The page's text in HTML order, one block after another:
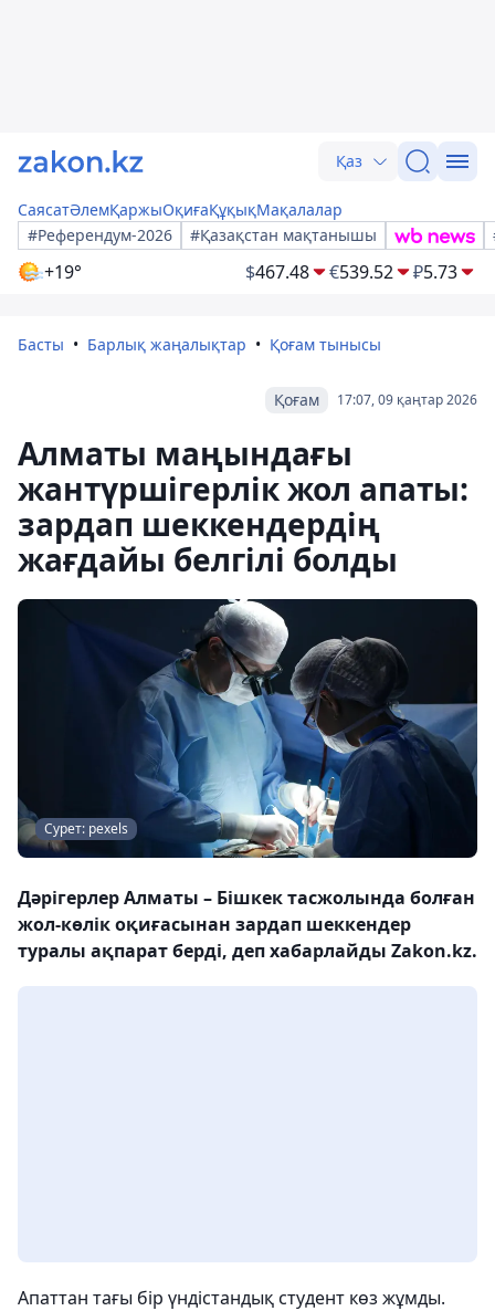
Қаз
СаясатӘлемҚаржыОқиғаҚұқықМақалалар
#Референдум-2026
#Қазақстан мақтанышы
+19° $467.48 €539.52 ₽5.73
Басты Барлық жаңалықтар Қоғам тынысы
17:07, 09 қаңтар 2026
Қоғам
Алматы маңындағы
жантүршігерлік жол апаты:
зардап шеккендердің
жағдайы белгілі болды
Сурет: pexels
Дәрігерлер Алматы – Бішкек тасжолында болған
жол-көлік оқиғасынан зардап шеккендер
туралы ақпарат берді, деп хабарлайды Zakon.kz.
Апаттан тағы бір үндістандық студент көз жұмды.